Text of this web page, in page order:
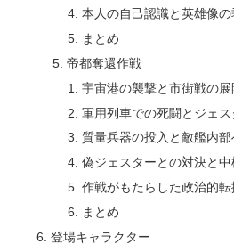
本人の自己認識と英雄像の
まとめ
帝都奪還作戦
宇宙港の襲撃と市街戦の展
軍用列車での死闘とジェ
質量兵器の投入と敵艦内部
偽ジェスターとの対決と
作戦がもたらした政治的転
まとめ
登場キャラクター